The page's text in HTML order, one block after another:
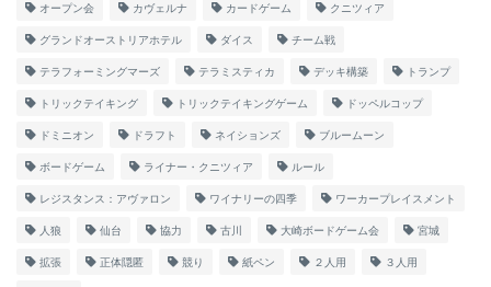
オープン会 カヴェルナ カードゲーム クニツィア
グランドオーストリアホテル ダイス チーム戦
テラフォーミングマーズ テラミスティカ デッキ構築 トランプ
トリックテイキング トリックテイキングゲーム ドッペルコップ
ドミニオン ドラフト ネイションズ ブルームーン
ボードゲーム ライナー・クニツィア ルール
レジスタンス：アヴァロン ワイナリーの四季 ワーカープレイスメント
人狼 仙台 協力 古川 大崎ボードゲーム会 宮城
拡張 正体隠匿 競り 紙ペン ２人用 ３人用